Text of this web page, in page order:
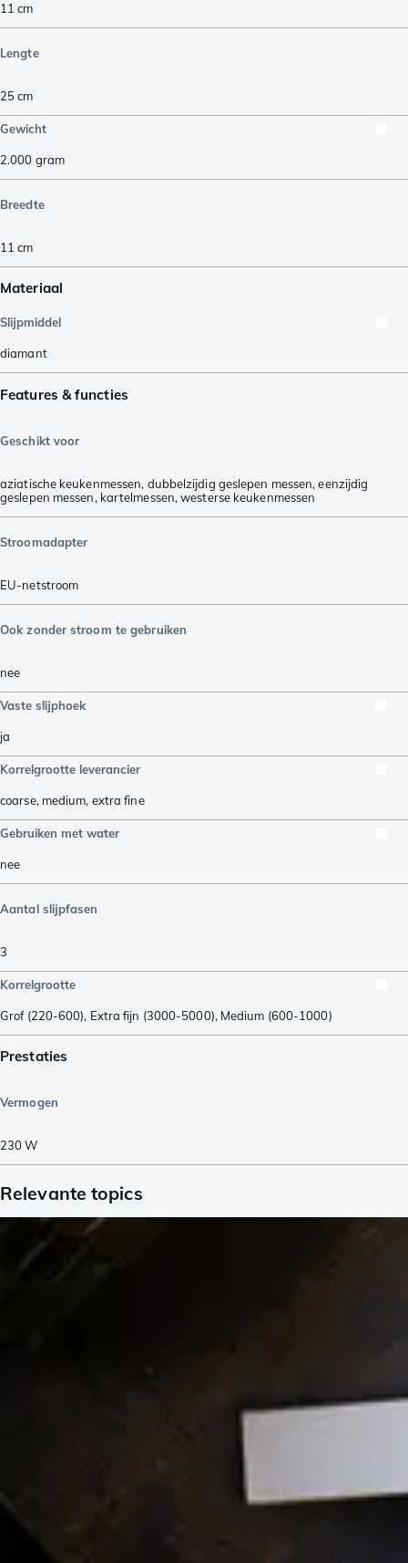
11 cm
Lengte
25cm
Gewicht
2.000 gram
Breedte
11 cm
Materiaal
Slijpmiddel
diamant
Features & functies
Geschikt voor
aziatische keukenmessen, dubbelzijdig geslepen messen,eenzijdig
geslepen messen, kartelmessen,westerse keukenmessen
Stroomadapter
EU-netstroom
Ook zonder stroom te gebruiken
nee
Vaste slijphoek
ja
Korrelgrootte leverancier
coarse, medium, extra fine
Gebruiken met water
nee
Aantal slijpfasen
3
Korrelgrootte
Grof (220-600), Extra fijn (3000-5000), Medium (600-1000)
Prestaties
Vermogen
230W
Relevante topics